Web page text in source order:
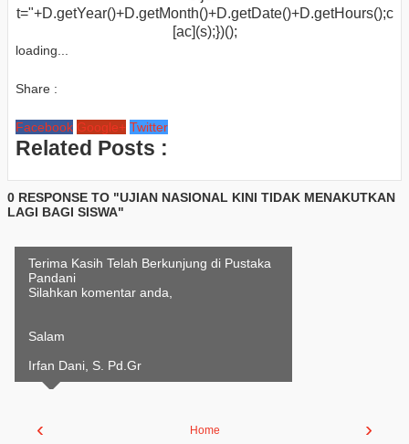
t="+D.getYear()+D.getMonth()+D.getDate()+D.getHours();c
[ac](s);})();
loading...
Share :
Facebook Google+ Twitter
Related Posts :
0 RESPONSE TO "UJIAN NASIONAL KINI TIDAK MENAKUTKAN
LAGI BAGI SISWA"
Terima Kasih Telah Berkunjung di Pustaka
Pandani
Silahkan komentar anda,
Salam
Irfan Dani, S. Pd.Gr
‹ ›
Home